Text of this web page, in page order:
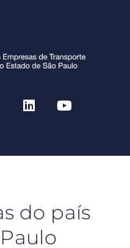
do país